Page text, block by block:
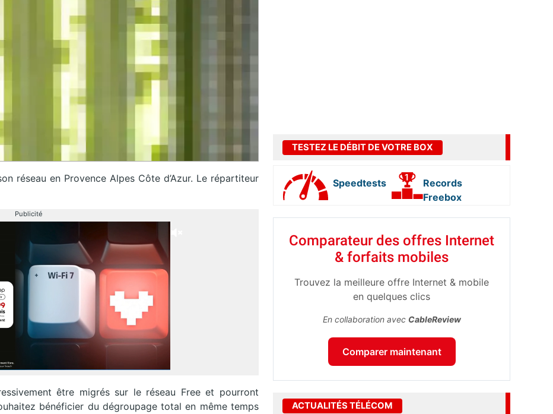
réseau en Provence Alpes Côte d’Azur. Le répartiteur
Publicité
être migrés sur le réseau Free et pourront
bénéficier du dégroupage total en même temps
TESTEZ LE DÉBIT DE VOTRE BOX
Speedtests
Records
Freebox
Comparateur des offres Internet
& forfaits mobiles
Trouvez la meilleure offre Internet & mobile
en quelques clics
En collaboration avec CableReview
Comparer maintenant
ACTUALITÉS TÉLÉCOM